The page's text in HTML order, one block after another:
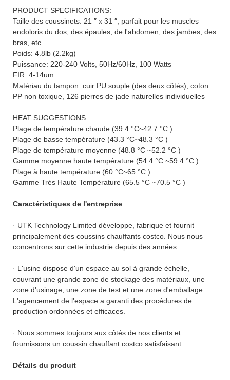
PRODUCT SPECIFICATIONS:
Taille des coussinets: 21 ″ x 31 ″, parfait pour les muscles
endoloris du dos, des épaules, de l'abdomen, des jambes, des
bras, etc.
Poids: 4.8lb (2.2kg)
Puissance: 220-240 Volts, 50Hz/60Hz, 100 Watts
FIR: 4-14um
Matériau du tampon: cuir PU souple (des deux côtés), coton
PP non toxique, 126 pierres de jade naturelles individuelles
HEAT SUGGESTIONS:
Plage de température chaude (39.4 °C~42.7 °C )
Plage de basse température (43.3 °C~48.3 °C )
Plage de température moyenne (48.8 °C ~52.2 °C )
Gamme moyenne haute température (54.4 °C ~59.4 °C )
Plage à haute température (60 °C~65 °C )
Gamme Très Haute Température (65.5 °C ~70.5 °C )
Caractéristiques de l'entreprise
· UTK Technology Limited développe, fabrique et fournit
principalement des coussins chauffants costco. Nous nous
concentrons sur cette industrie depuis des années.
· L'usine dispose d'un espace au sol à grande échelle,
couvrant une grande zone de stockage des matériaux, une
zone d'usinage, une zone de test et une zone d'emballage.
L'agencement de l'espace a garanti des procédures de
production ordonnées et efficaces.
· Nous sommes toujours aux côtés de nos clients et
fournissons un coussin chauffant costco satisfaisant.
Détails du produit